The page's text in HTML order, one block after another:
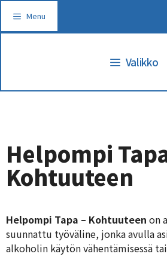
sisältöön
Menu
Valikko
Helpompi
Kohtuuteen
Helpompi Tapa – Kohtuuteen on
suunnattu työväline, jonka avulla
alkoholin käytön vähentämisessä